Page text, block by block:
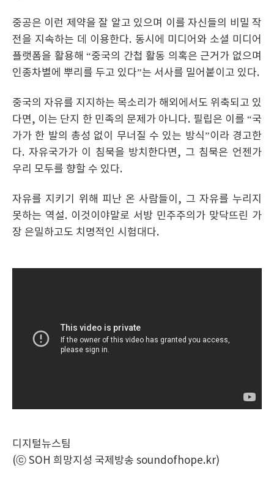
중공은 이런 제약을 잘 알고 있으며 이를 자신들의 비밀 작
전을 지속하는 데 이용한다. 동시에 미디어와 소셜 미디어
플랫폼을 활용해 “중국의 간첩 활동 의혹은 근거가 없으며
인종차별에 뿌리를 두고 있다”는 서사를 밀어붙이고 있다.
중국의 자유를 지지하는 목소리가 해외에서도 위축되고 있
다면, 이는 단지 한 민족의 문제가 아니다. 필립은 이를 “국
가가 한 발의 총성 없이 무너질 수 있는 방식”이라 경고한
다. 자유국가가 이 침묵을 방치한다면, 그 침묵은 언젠가
우리 모두를 향할 수 있다.
자유를 지키기 위해 피난 온 사람들이, 그 자유를 누리지
못하는 역설. 이것이야말로 서방 민주주의가 맞닥뜨린 가
장 은밀하고도 치명적인 시험대다.
디지털뉴스팀
(ⓒ SOH 희망지성 국제방송 soundofhope.kr)